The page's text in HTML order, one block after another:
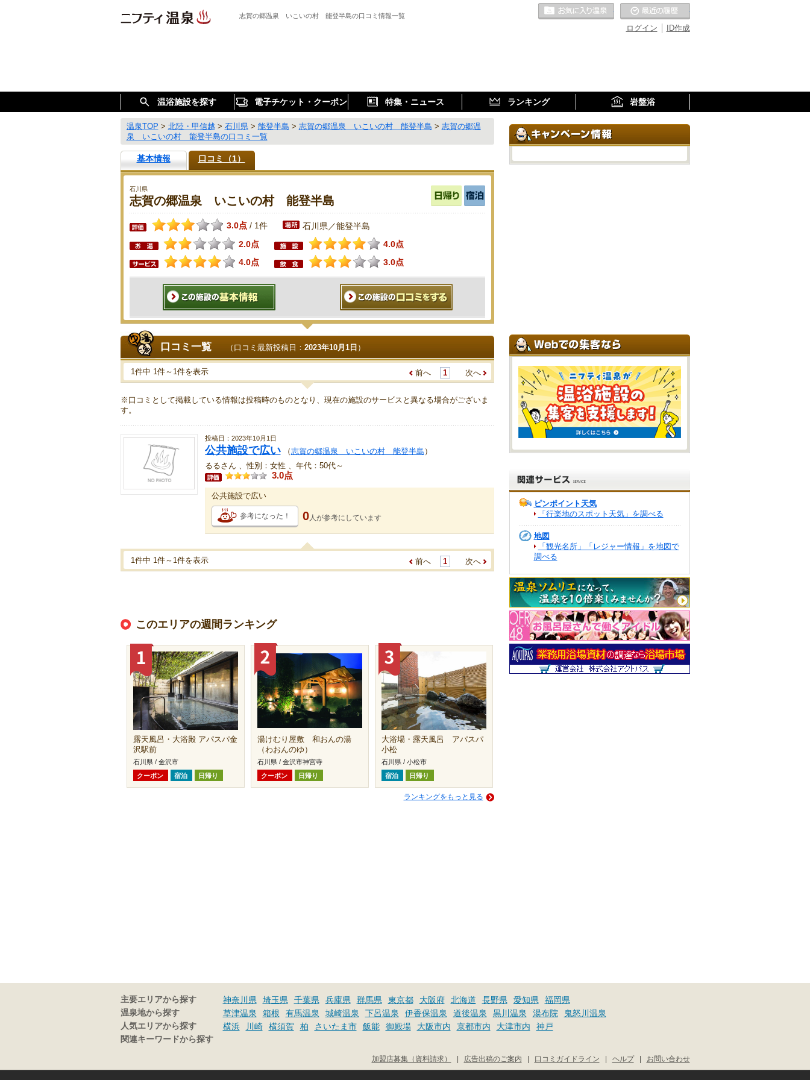
志賀の郷温泉 いこいの村 能登半島の口コミ情報一覧
ID作成
ログイン
お気に入りの温泉
温浴施設を探す 電子チケット・クーポン 特集・ニュース ランキング 岩盤浴
温泉TOP > 北陸・甲信越 > 石川県> 能登半島 > 志賀の郷温泉 いこいの村 能登半島 > 志賀の郷温
泉 いこいの村 能登半島の口コミ一覧
基本情報 口コミ（1）
石川県
志賀の郷温泉 いこいの村 能登半島
3.0点 / 1件 石川県／能登半島
2.0点
4.0点
4.0点
3.0点
口コミ一覧 （口コミ最新投稿日： 2023年10月1日 ）
1件中 1件～1件を表示 前へ 1 次へ
※口コミとして掲載している情報は投稿時のものとなり、現在の施設のサービスと異なる場合がございま
す。
投稿日：2023年10月1日
公共施設で広い（志賀の郷温泉 いこいの村 能登半島 ）
るるさん 、性別：女性 、年代：50代～
3.0点
公共施設で広い
参考になった！ 0人が参考にしています
1件中 1件～1件を表示 前へ 1 次へ
このエリアの週間ランキング
露天風呂・大浴殿 アパスパ金
沢駅前
石川県 / 金沢市
クーポン
宿泊 日帰り
湯けむり屋敷 和おんの湯
（わおんのゆ）
石川県 / 金沢市神宮寺
クーポン
日帰り
大浴場・露天風呂 アパスパ
小松
石川県 / 小松市
宿泊
日帰り
ランキングをもっと見る
ピンポイント天気
「行楽地のスポット天気」を調べる
地図
「観光名所」「レジャー情報」を地図で
調べる
主要エリアから探す 神奈川県 埼玉県 千葉県 兵庫県 群馬県 東京都 大阪府 北海道 長野県 愛知県 福岡県
温泉地から探す 草津温泉 箱根 有馬温泉 城崎温泉 下呂温泉 伊香保温泉 道後温泉 黒川温泉 湯布院 鬼怒川温泉
人気エリアから探す 横浜 川崎 横須賀 柏 さいたま市 飯能 御殿場 大阪市内 京都市内 大津市内 神戸
関連キーワードから探す
お問い合わせ
ヘルプ
口コミガイドライン
広告出稿のご案内
加盟店募集（資料請求）